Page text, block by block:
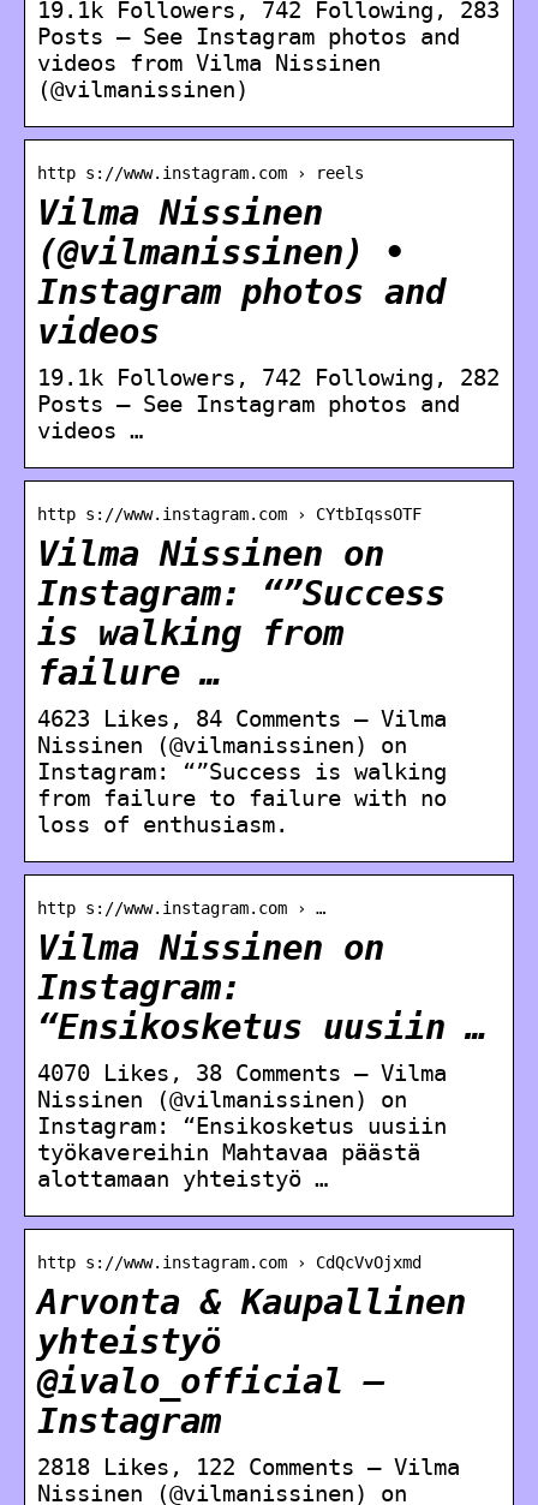
19.1k Followers, 742 Following, 283
Posts – See Instagram photos and
videos from Vilma Nissinen
(@vilmanissinen)
http s://www.instagram.com › reels
Vilma Nissinen
(@vilmanissinen) •
Instagram photos and
videos
19.1k Followers, 742 Following, 282
Posts – See Instagram photos and
videos …
http s://www.instagram.com › CYtbIqssOTF
Vilma Nissinen on
Instagram: “”Success
is walking from
failure …
4623 Likes, 84 Comments – Vilma
Nissinen (@vilmanissinen) on
Instagram: “”Success is walking
from failure to failure with no
loss of enthusiasm.
http s://www.instagram.com › …
Vilma Nissinen on
Instagram:
“Ensikosketus uusiin …
4070 Likes, 38 Comments – Vilma
Nissinen (@vilmanissinen) on
Instagram: “Ensikosketus uusiin
työkavereihin Mahtavaa päästä
alottamaan yhteistyö …
http s://www.instagram.com › CdQcVvOjxmd
Arvonta & Kaupallinen
yhteistyö
@ivalo_official –
Instagram
2818 Likes, 122 Comments – Vilma
Nissinen (@vilmanissinen) on